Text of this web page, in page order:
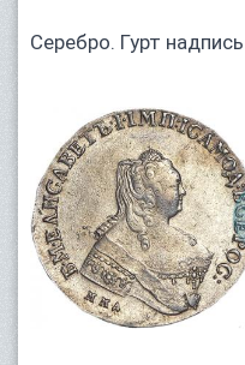
Серебро. Гурт надпись